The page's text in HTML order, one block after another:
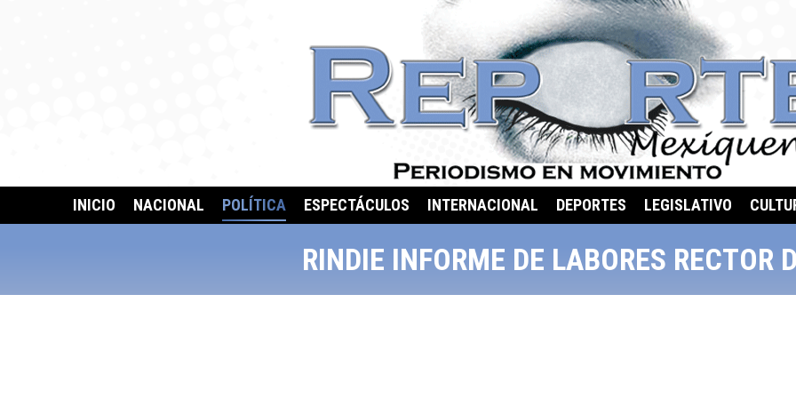
INICIO NACIONAL POLÍTICA ESPECTÁCULOS INTERNACIONAL DEPORTES LEGISLATIVO
RINDIE INFORME DE LABORES RECTOR